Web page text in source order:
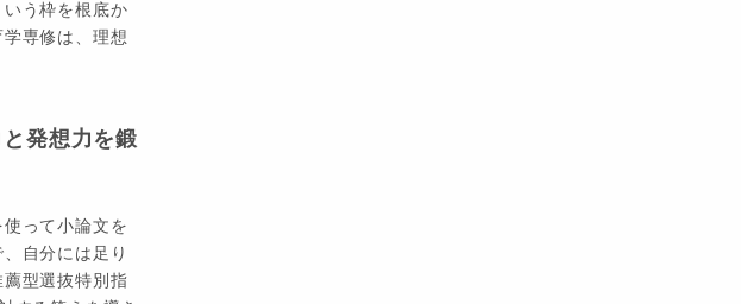
う枠を根底か
専修は、理想
発想力を鍛
って小論文を
自分には足り
型選抜特別指